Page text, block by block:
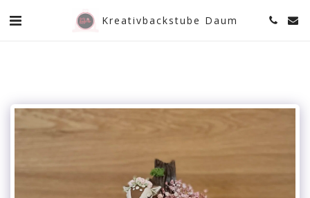
Kreativbackstube Daum